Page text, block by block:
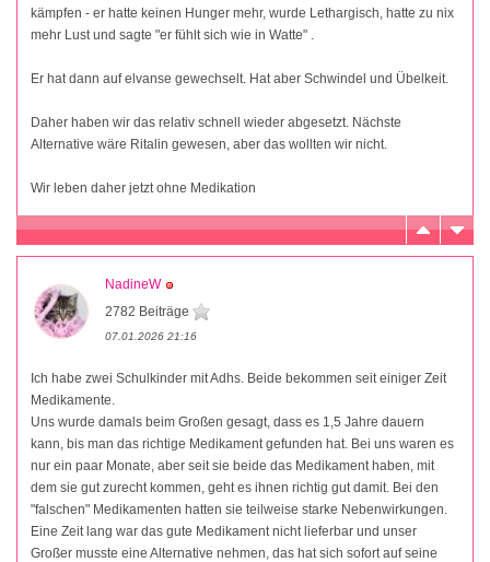
kämpfen - er hatte keinen Hunger mehr, wurde Lethargisch, hatte zu nix
mehr Lust und sagte "er fühlt sich wie in Watte" .
Er hat dann auf elvanse gewechselt. Hat aber Schwindel und Übelkeit.
Daher haben wir das relativ schnell wieder abgesetzt. Nächste
Alternative wäre Ritalin gewesen, aber das wollten wir nicht.
Wir leben daher jetzt ohne Medikation
NadineW
2782 Beiträge
07.01.2026 21:16
Ich habe zwei Schulkinder mit Adhs. Beide bekommen seit einiger Zeit
Medikamente.
Uns wurde damals beim Großen gesagt, dass es 1,5 Jahre dauern
kann, bis man das richtige Medikament gefunden hat. Bei uns waren es
nur ein paar Monate, aber seit sie beide das Medikament haben, mit
dem sie gut zurecht kommen, geht es ihnen richtig gut damit. Bei den
"falschen" Medikamenten hatten sie teilweise starke Nebenwirkungen.
Eine Zeit lang war das gute Medikament nicht lieferbar und unser
Großer musste eine Alternative nehmen, das hat sich sofort auf seine